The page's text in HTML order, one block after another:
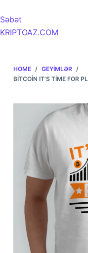
Səbət
KRIPTOAZ.COM
HOME / GEYIMLƏR /
BITCOIN IT'S TIME FOR